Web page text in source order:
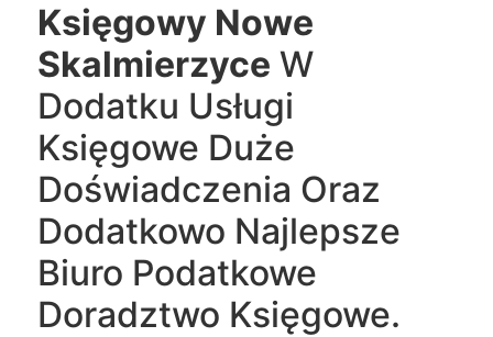
Księgowy Nowe
Skalmierzyce W
Dodatku Usługi
Księgowe Duże
Doświadczenia Oraz
Dodatkowo Najlepsze
Biuro Podatkowe
Doradztwo Księgowe.